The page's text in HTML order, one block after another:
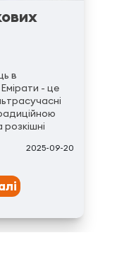
в
- це
пустельними
цікаві
2025-09-20